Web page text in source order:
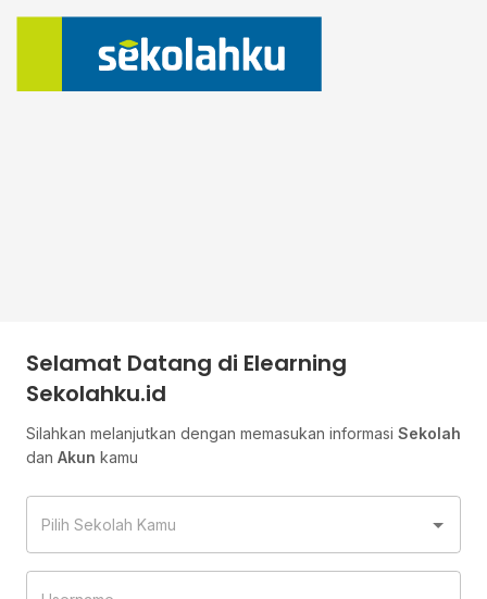
Selamat Datang di Elearning
Sekolahku.id
Silahkan melanjutkan dengan memasukan informasi Sekolah
dan Akun kamu